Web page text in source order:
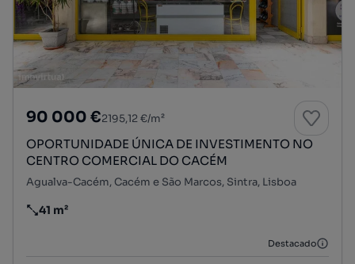
90 000 €2195,12 €/m²
OPORTUNIDADE ÚNICA DE INVESTIMENTO NO
CENTRO COMERCIAL DO CACÉM
Agualva-Cacém, Cacém e São Marcos, Sintra, Lisboa
Preço por metro quadrado
41 m²
Destacado